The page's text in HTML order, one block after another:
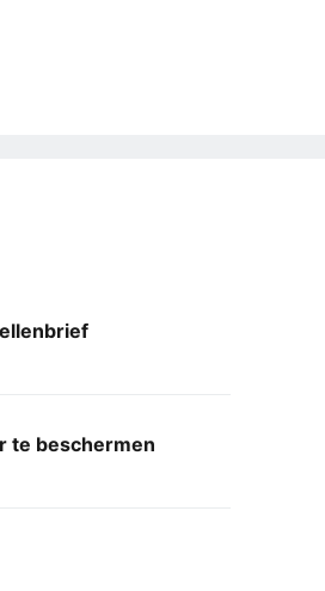
te beschermen